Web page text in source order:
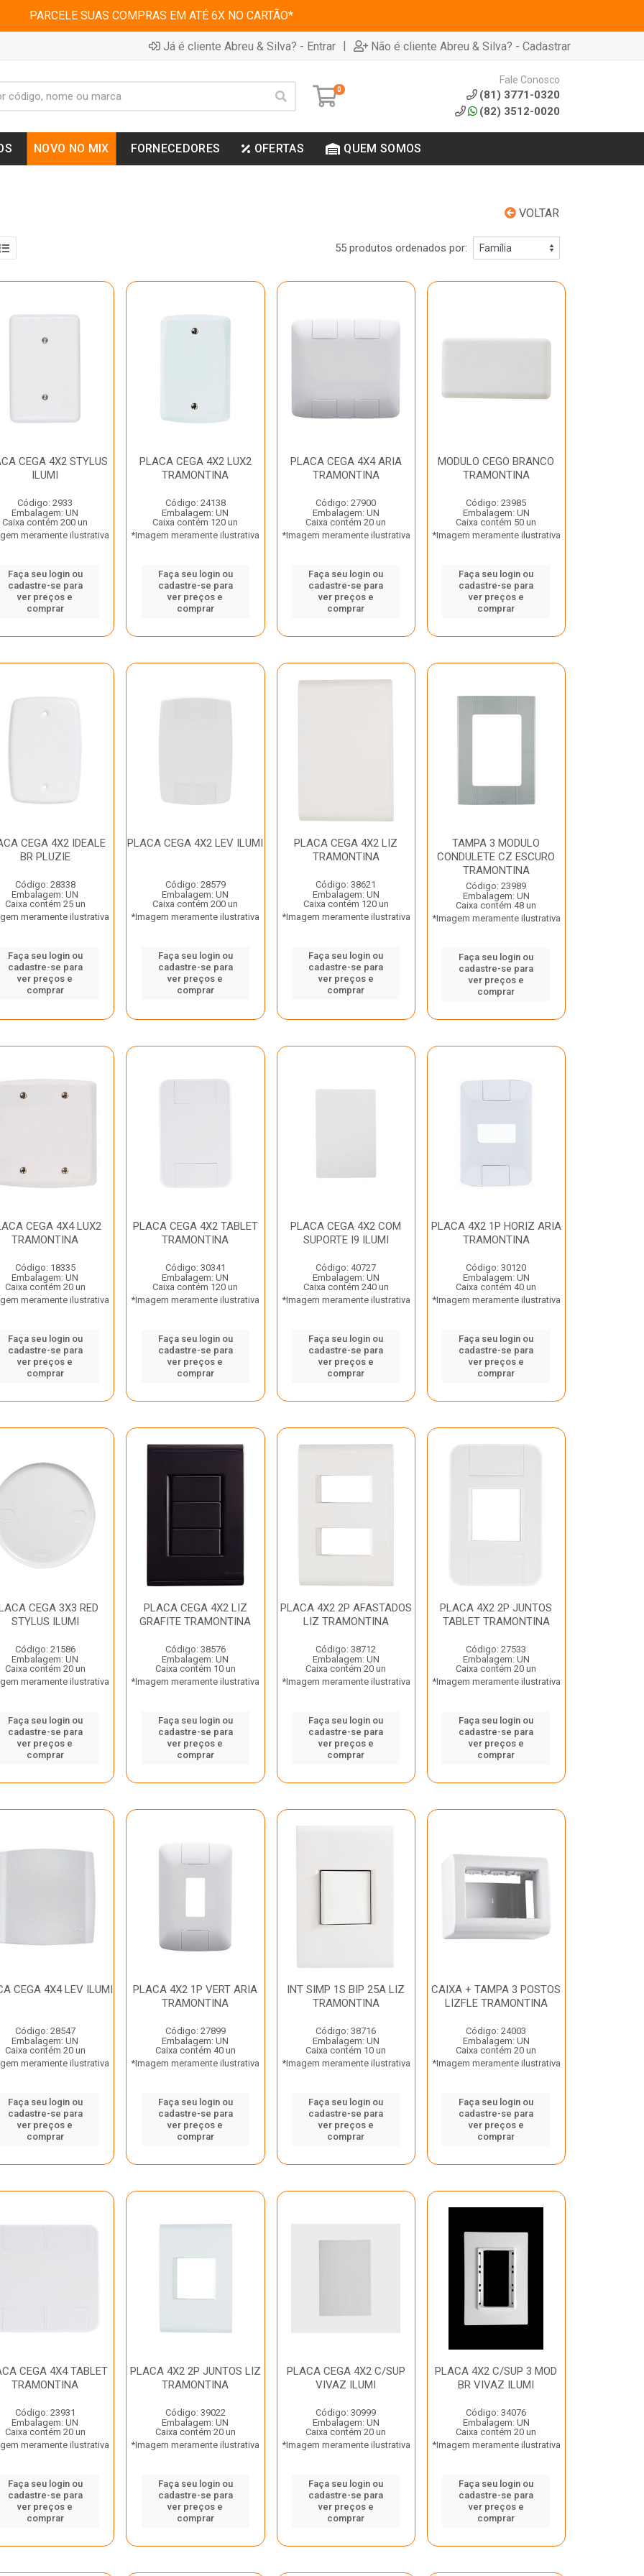
PARCELE SUAS COMPRAS EM ATÉ 6X NO CARTÃO*
Já é cliente Abreu & Silva? - Entrar | Não é cliente Abreu & Silva? - Cadastrar
0
Fale Conosco
(81) 3771-0320
(82) 3512-0020
NOVO NO MIX FORNECEDORES OFERTAS QUEM SOMOS
VOLTAR
55 produtos ordenados por:
CEGA 4X2 STYLUS
ILUMI
Código: 2933
Embalagem: UN
Caixa contém 200 un
meramente ilustrativa
Faça seu login ou
cadastre-se para
ver preços e
comprar
PLACA CEGA 4X2 LUX2
TRAMONTINA
Código: 24138
Embalagem: UN
Caixa contém 120 un
*Imagem meramente ilustrativa
Faça seu login ou
cadastre-se para
ver preços e
comprar
PLACA CEGA 4X4 ARIA
TRAMONTINA
Código: 27900
Embalagem: UN
Caixa contém 20 un
*Imagem meramente ilustrativa
Faça seu login ou
cadastre-se para
ver preços e
comprar
MODULO CEGO BRANCO
TRAMONTINA
Código: 23985
Embalagem: UN
Caixa contém 50 un
*Imagem meramente ilustrativa
Faça seu login ou
cadastre-se para
ver preços e
comprar
CEGA 4X2 IDEALE
BR PLUZIE
Código: 28338
Embalagem: UN
Caixa contém 25 un
meramente ilustrativa
Faça seu login ou
cadastre-se para
ver preços e
comprar
PLACA CEGA 4X2 LEV ILUMI
Código: 28579
Embalagem: UN
Caixa contém 200 un
*Imagem meramente ilustrativa
Faça seu login ou
cadastre-se para
ver preços e
comprar
PLACA CEGA 4X2 LIZ
TRAMONTINA
Código: 38621
Embalagem: UN
Caixa contém 120 un
*Imagem meramente ilustrativa
Faça seu login ou
cadastre-se para
ver preços e
comprar
TAMPA 3 MODULO
CONDULETE CZ ESCURO
TRAMONTINA
Código: 23989
Embalagem: UN
Caixa contém 48 un
*Imagem meramente ilustrativa
Faça seu login ou
cadastre-se para
ver preços e
comprar
CEGA 4X4 LUX2
TRAMONTINA
Código: 18335
Embalagem: UN
Caixa contém 20 un
meramente ilustrativa
Faça seu login ou
cadastre-se para
ver preços e
comprar
PLACA CEGA 4X2 TABLET
TRAMONTINA
Código: 30341
Embalagem: UN
Caixa contém 120 un
*Imagem meramente ilustrativa
Faça seu login ou
cadastre-se para
ver preços e
comprar
PLACA CEGA 4X2 COM
SUPORTE I9 ILUMI
Código: 40727
Embalagem: UN
Caixa contém 240 un
*Imagem meramente ilustrativa
Faça seu login ou
cadastre-se para
ver preços e
comprar
PLACA 4X2 1P HORIZ ARIA
TRAMONTINA
Código: 30120
Embalagem: UN
Caixa contém 40 un
*Imagem meramente ilustrativa
Faça seu login ou
cadastre-se para
ver preços e
comprar
CEGA 3X3 RED
STYLUS ILUMI
Código: 21586
Embalagem: UN
Caixa contém 20 un
meramente ilustrativa
Faça seu login ou
cadastre-se para
ver preços e
comprar
PLACA CEGA 4X2 LIZ
GRAFITE TRAMONTINA
Código: 38576
Embalagem: UN
Caixa contém 10 un
*Imagem meramente ilustrativa
Faça seu login ou
cadastre-se para
ver preços e
comprar
PLACA 4X2 2P AFASTADOS
LIZ TRAMONTINA
Código: 38712
Embalagem: UN
Caixa contém 20 un
*Imagem meramente ilustrativa
Faça seu login ou
cadastre-se para
ver preços e
comprar
PLACA 4X2 2P JUNTOS
TABLET TRAMONTINA
Código: 27533
Embalagem: UN
Caixa contém 20 un
*Imagem meramente ilustrativa
Faça seu login ou
cadastre-se para
ver preços e
comprar
CEGA 4X4 LEV ILUMI
Código: 28547
Embalagem: UN
Caixa contém 20 un
meramente ilustrativa
Faça seu login ou
cadastre-se para
ver preços e
comprar
PLACA 4X2 1P VERT ARIA
TRAMONTINA
Código: 27899
Embalagem: UN
Caixa contém 40 un
*Imagem meramente ilustrativa
Faça seu login ou
cadastre-se para
ver preços e
comprar
INT SIMP 1S BIP 25A LIZ
TRAMONTINA
Código: 38716
Embalagem: UN
Caixa contém 10 un
*Imagem meramente ilustrativa
Faça seu login ou
cadastre-se para
ver preços e
comprar
CAIXA + TAMPA 3 POSTOS
LIZFLE TRAMONTINA
Código: 24003
Embalagem: UN
Caixa contém 20 un
*Imagem meramente ilustrativa
Faça seu login ou
cadastre-se para
ver preços e
comprar
CEGA 4X4 TABLET
TRAMONTINA
Código: 23931
Embalagem: UN
Caixa contém 20 un
meramente ilustrativa
Faça seu login ou
cadastre-se para
ver preços e
comprar
PLACA 4X2 2P JUNTOS LIZ
TRAMONTINA
Código: 39022
Embalagem: UN
Caixa contém 20 un
*Imagem meramente ilustrativa
Faça seu login ou
cadastre-se para
ver preços e
comprar
PLACA CEGA 4X2 C/SUP
VIVAZ ILUMI
Código: 30999
Embalagem: UN
Caixa contém 20 un
*Imagem meramente ilustrativa
Faça seu login ou
cadastre-se para
ver preços e
comprar
PLACA 4X2 C/SUP 3 MOD
BR VIVAZ ILUMI
Código: 34076
Embalagem: UN
Caixa contém 20 un
*Imagem meramente ilustrativa
Faça seu login ou
cadastre-se para
ver preços e
comprar